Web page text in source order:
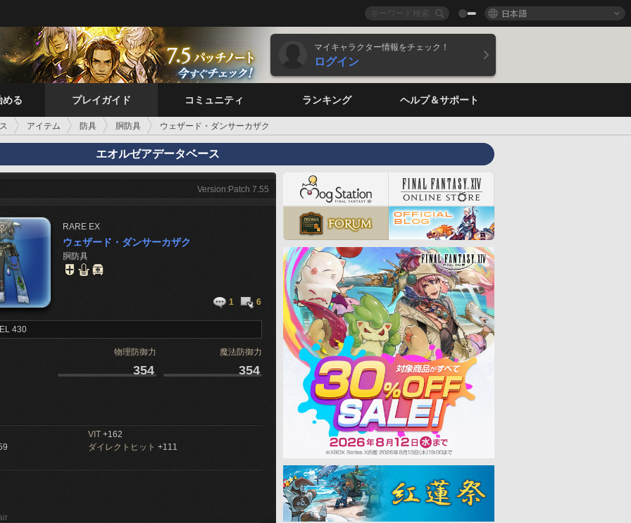
日本語
マイキャラクター情報をチェック！
ログイン
める プレイガイド コミュニティ ランキング ヘルプ＆サポート
アイテム 防具 胴防具 ウェザード・ダンサーカザク
エオルゼアデータベース
Version:Patch 7.55
RARE EX
ウェザード・ダンサーカザク
胴防具
1 6
430
物理防御力 魔法防御力
354 354
VIT +162
ダイレクトヒット +111